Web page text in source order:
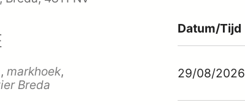
, markhoek,
Breda
Datum/Tijd
29/08/2026